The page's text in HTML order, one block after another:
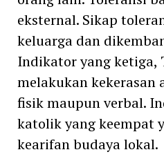
eksternal. Sikap
keluarga dan
Indikator yang ketiga,
melakukan kekerasan
fisik maupun verbal.
katolik yang keempat
kearifan budaya lokal.